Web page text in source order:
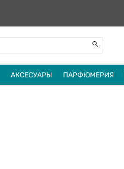
АКСЕСУАРЫ ПАРФЮМЕРИЯ